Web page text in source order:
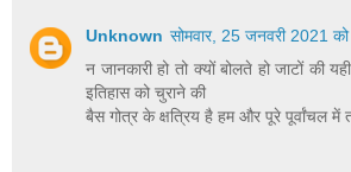
Unknown सोमवार, 25 जनवरी 2021
न जानकारी हो तो क्यों बोलते हो जाटों की
इतिहास को चुराने की
बैस गोत्र के क्षत्रिय है हम और पूरे पूर्वांचल में